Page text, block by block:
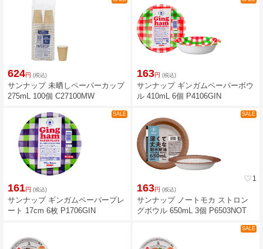
624円 (税込)
サンナップ 未晒しペーパーカップ
275mL 100個 C27100MW
163円 (税込)
サンナップ ギンガムペーパーボウ
ル 410mL 6個 P4106GIN
SALE
161円 (税込)
サンナップ ギンガムペーパープレ
ート 17cm 6枚 P1706GIN
favorite_border 1
SALE
163円 (税込)
サンナップ ノートモカ ストロン
グボウル 650mL 3個 P6503NOT
SALE